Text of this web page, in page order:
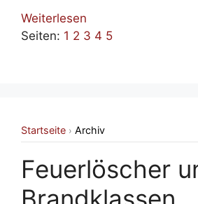
Weiterlesen
Seiten: 1 2 3 4 5
Startseite › Archiv
Feuerlöscher